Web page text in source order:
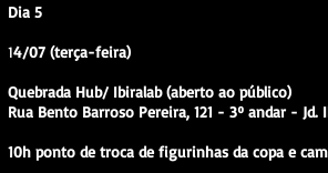
Dia 5
14/07 (terça-feira)
Quebrada Hub/ Ibiralab (aberto ao público)
Rua Bento Barroso Pereira, 121 - 3º andar - Jd.
10h ponto de troca de figurinhas da copa e